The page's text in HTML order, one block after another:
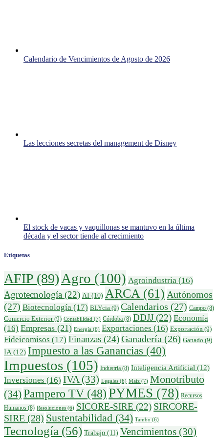
Calendario de Vencimientos de Agosto de 2026
Las lecciones secretas del management de Disney
El stock de vacas y vaquillonas se mantuvo en la última
década y el sector tiende al crecimiento
Etiquetas
AFIP (89) Agro (100) Agroindustria (16)
Agrotecnología (22) AI (10) ARCA (61) Autónomos
(27) Biotecnología (17) BLYcia (9) Calendarios (27) Campo (8)
Comercio Exterior(9) Contabilidad (7) Córdoba (8) DDJJ (22) Economía
(16) Empresas (21) Energía (6) Exportaciones (16) Exportación (9)
Fideicomisos (17) Finanzas (24)Ganadería (26) Ganado (9)
IA (12) Impuesto a las Ganancias (40)
Impuestos (105) Industria (8) Inteligencia Artificial (12)
Inversiones (16) IVA (33) Legales (6) Maíz (7) Monotributo
(34)Pampero TV (48)PYMES (78) Recursos
Humanos (8) Resoluciones (6) SICORE-SIRE (22) SIRCORE-
SIRE (28) Sustentabilidad (34) Tambo (6)
Tecnología (56) Trabajo (11) Vencimientos (30)